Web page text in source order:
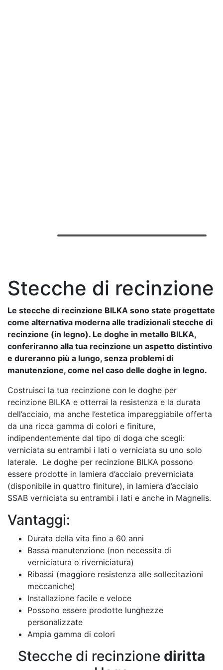
Stecche di recinzione
Le stecche di recinzione BILKA sono state progettate
come alternativa moderna alle tradizionali stecche di
recinzione (in legno). Le doghe in metallo BILKA,
conferiranno alla tua recinzione un aspetto distintivo
e dureranno più a lungo, senza problemi di
manutenzione, come nel caso delle doghe in legno.
Costruisci la tua recinzione con le doghe per
recinzione BILKA e otterrai la resistenza e la durata
dell’acciaio, ma anche l’estetica impareggiabile offerta
da una ricca gamma di colori e finiture,
indipendentemente dal tipo di doga che scegli:
verniciata su entrambi i lati o verniciata su uno solo
laterale. Le doghe per recinzione BILKA possono
essere prodotte in lamiera d’acciaio preverniciata
(disponibile in quattro finiture), in lamiera d’acciaio
SSAB verniciata su entrambi i lati e anche in Magnelis.
Vantaggi:
Durata della vita fino a 60 anni
Bassa manutenzione (non necessita di
verniciatura o riverniciatura)
Ribassi (maggiore resistenza alle sollecitazioni
meccaniche)
Installazione facile e veloce
Possono essere prodotte lunghezze
personalizzate
Ampia gamma di colori
Stecche di recinzione diritta